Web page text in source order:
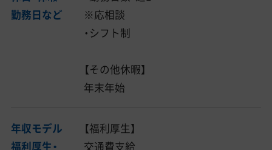
勤務日など
※応相談
・シフト制
【その他休暇】
年末年始
年収モデル
福利厚生・
【福利厚生】
交通費支給